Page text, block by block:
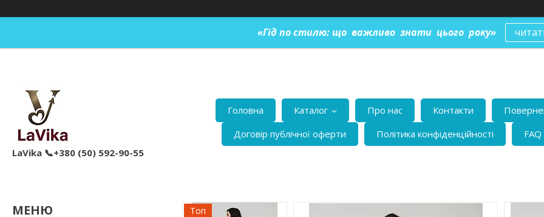
«Гід по стилю: що важливо знати цього року»
LaVika 📞+380 (50) 592-90-55
Головна Каталог Про нас Контакти
Договір публічної оферти
Політика конфіденційності FAQ
Топ